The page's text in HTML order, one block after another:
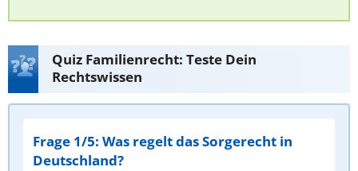
Quiz Familienrecht: Teste Dein
Rechtswissen
Frage 1/5: Was regelt das Sorgerecht in
Deutschland?